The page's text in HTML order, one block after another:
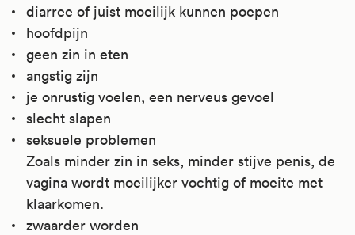
diarree of juist moeilijk kunnen poepen
hoofdpijn
geen zin in eten
angstig zijn
je onrustig voelen, een nerveus gevoel
slecht slapen
seksuele problemen
Zoals minder zin in seks, minder stijve penis, de
vagina wordt moeilijker vochtig of moeite met
klaarkomen.
zwaarder worden